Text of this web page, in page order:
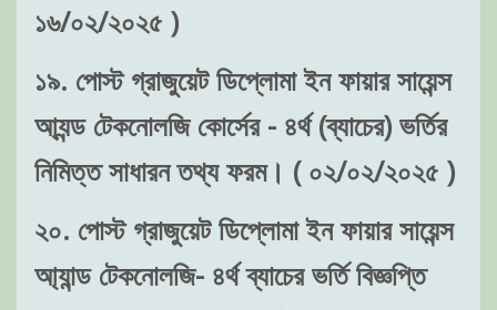
১৬/০২/২০২৫ )
১৯. পোস্ট গ্রাজুয়েট ডিপ্লোমা ইন ফায়ার সায়েন্স
আ্যন্ড টেকনোলজি কোর্সের - ৪র্থ (ব্যাচের) ভর্তির
নিমিত্ত সাধারন তথ্য ফরম। ( ০২/০২/২০২৫ )
২০. পোস্ট গ্রাজুয়েট ডিপ্লোমা ইন ফায়ার সায়েন্স
আ্যান্ড টেকনোলজি- ৪র্থ ব্যাচের ভর্তি বিজ্ঞপ্তি